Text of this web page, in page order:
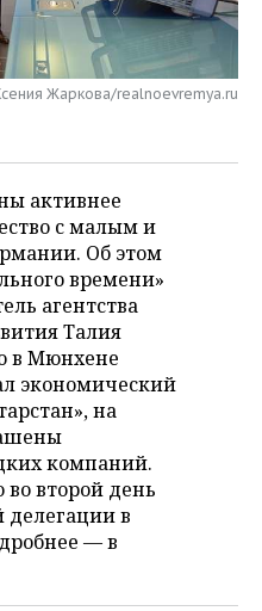
Жаркова/realnoevremya.ru
активнее
с малым и
Об этом
времени»
агентства
Талия
в Мюнхене
экономический
на
компаний.
второй день
делегации в
— в